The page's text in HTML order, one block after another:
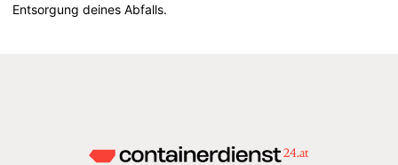
Entsorgung deines Abfalls.